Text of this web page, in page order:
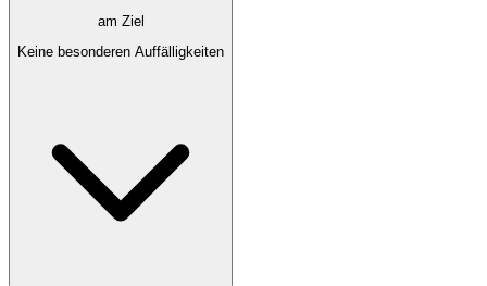
am Ziel
Keine besonderen Auffälligkeiten